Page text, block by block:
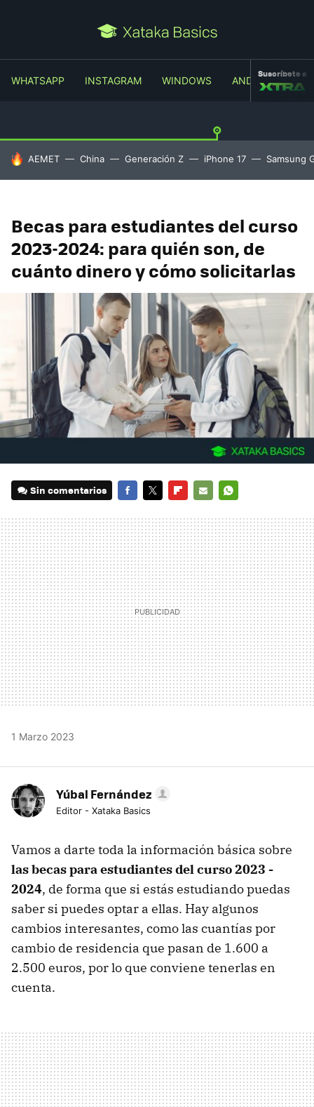
WHATSAPP INSTAGRAM WINDOWS ANDROID
Suscríbete a
HOY SE HABLA DE
AEMET China Generación Z iPhone 17 Samsung
Becas para estudiantes del curso
2023-2024: para quién son, de
cuánto dinero y cómo solicitarlas
Sin comentarios
MAIL
1 Marzo 2023
Yúbal Fernández
Editor - Xataka Basics
Vamos a darte toda la información básica sobre
las becas para estudiantes del curso 2023 -
2024, de forma que si estás estudiando puedas
saber si puedes optar a ellas. Hay algunos
cambios interesantes, como las cuantías por
cambio de residencia que pasan de 1.600 a
2.500 euros, por lo que conviene tenerlas en
cuenta.